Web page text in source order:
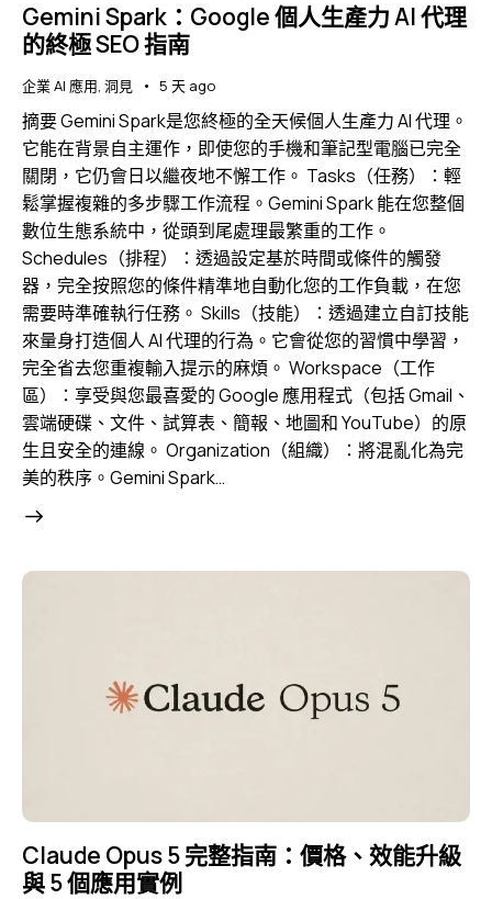
Gemini Spark：Google 個人生產力 AI 代理
的終極 SEO 指南
企業 AI 應用, 洞見 5 天 ago
摘要 Gemini Spark是您終極的全天候個人生產力 AI 代理。
它能在背景自主運作，即使您的手機和筆記型電腦已完全
關閉，它仍會日以繼夜地不懈工作。 Tasks（任務）：輕
鬆掌握複雜的多步驟工作流程。Gemini Spark 能在您整個
數位生態系統中，從頭到尾處理最繁重的工作。
Schedules（排程）：透過設定基於時間或條件的觸發
器，完全按照您的條件精準地自動化您的工作負載，在您
需要時準確執行任務。 Skills（技能）：透過建立自訂技能
來量身打造個人 AI 代理的行為。它會從您的習慣中學習，
完全省去您重複輸入提示的麻煩。 Workspace（工作
區）：享受與您最喜愛的 Google 應用程式（包括 Gmail、
雲端硬碟、文件、試算表、簡報、地圖和 YouTube）的原
生且安全的連線。 Organization（組織）：將混亂化為完
美的秩序。Gemini Spark…
Claude Opus 5 完整指南：價格、效能升級
與 5 個應用實例